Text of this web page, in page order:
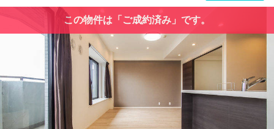
この物件は「ご成約済み」です。